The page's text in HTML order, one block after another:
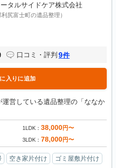
ータルサイドケア株式会社
利尻富士町の遺品整理）
口コミ・評判 9件
入りに追加
運営している遺品整理の「ななか
1LDK 38,000円〜
3LDK 78,000円〜
空き家片付け
ゴミ屋敷片付け